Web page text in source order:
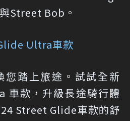
Street Bob。
Ultra車款
您踏上旅途。試試全新
車款，升級長途騎行體
Street Glide車款的舒